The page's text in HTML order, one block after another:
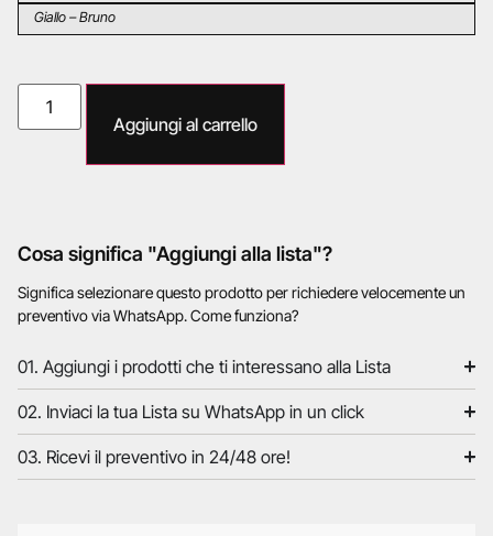
Giallo – Bruno
Aggiungi al carrello
Cosa significa "Aggiungi alla lista"?
Significa selezionare questo prodotto per richiedere velocemente un
preventivo via WhatsApp. Come funziona?
01. Aggiungi i prodotti che ti interessano alla Lista
02. Inviaci la tua Lista su WhatsApp in un click
03. Ricevi il preventivo in 24/48 ore!